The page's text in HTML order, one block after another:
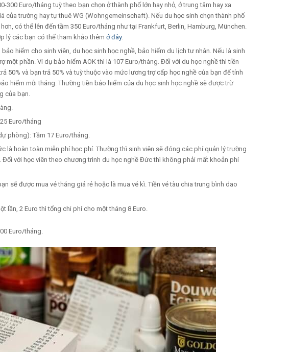
Euro/tháng tuỳ theo bạn chọn ở thành phố lớn hay nhỏ, ở trung tâm hay xa
của trường hay tự thuê WG (Wohngemeinschaft). Nếu du học sinh chọn thành phố
có thể lên đến tầm 350 Euro/tháng như tại Frankfurt, Berlin, Hamburg, München.
lý các bạn có thể tham khảo thêmở đây.
hiểm cho sinh viên, du học sinh học nghề, bảo hiểm du lịch tư nhân. Nếu là sinh
một phần. Ví dụ bảo hiểm AOK thì là 107 Euro/tháng. Đối với du học nghề thì tiền
50% và bạn trả 50% và tuỳ thuộc vào mức lương trợ cấp học nghề của bạn để tính
hiểm mỗi tháng. Thường tiền bảo hiểm của du học sinh học nghề sẽ được trừ
của bạn.
Euro/tháng
phòng): Tầm 17 Euro/tháng.
là hoàn toàn miễn phí học phí. Thường thì sinh viên sẽ đóng các phí quản lý trường
Đối với học viên theo chương trình du học nghề Đức thì không phải mất khoản phí
sẽ được mua vé tháng giá rẻ hoặc là mua vé kì. Tiền vé tàu chia trung bình dao
lần, 2 Euro thì tổng chi phí cho một tháng 8 Euro.
Euro/tháng.